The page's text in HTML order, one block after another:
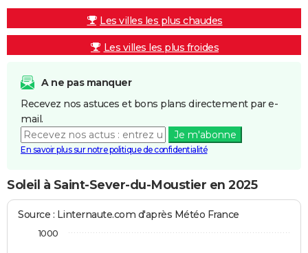
Les villes les plus chaudes
Les villes les plus froides
A ne pas manquer
Recevez nos astuces et bons plans directement par e-
mail.
Je m'abonne
En savoir plus sur notre politique de confidentialité
Soleil à Saint-Sever-du-Moustier en 2025
Source : Linternaute.com d'après Météo France
1000